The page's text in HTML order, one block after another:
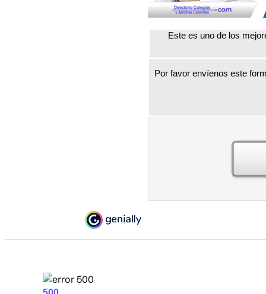
Este es uno de los
Por favor envíenos este